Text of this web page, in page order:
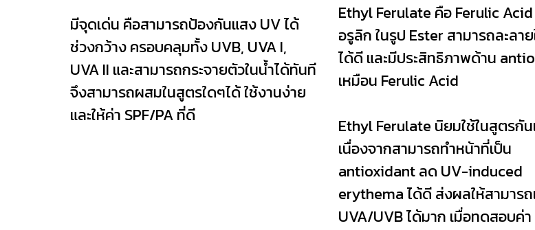
มีจุดเด่น คือสามารถป้องกันแสง UV ได้
ช่วงกว้าง ครอบคลุมทั้ง UVB, UVA I,
UVA II และสามารถกระจายตัวในน้ำได้ทันที
จึงสามารถผสมในสูตรใดๆได้ ใช้งานง่าย
และให้ค่า SPF/PA ที่ดี
Ethyl Ferulate คือ Ferulic
อรูลิก ในรูป Ester สามารถละลา
ได้ดี และมีประสิทธิภาพด้าน
เหมือน Ferulic Acid
Ethyl Ferulate นิยมใช้ในสูตรกั
เนื่องจากสามารถทำหน้าที่เป็น
antioxidant ลด UV-induced
erythema ได้ดี ส่งผลให้สามาร
UVA/UVB ได้มาก เมื่อทดสอบค่า